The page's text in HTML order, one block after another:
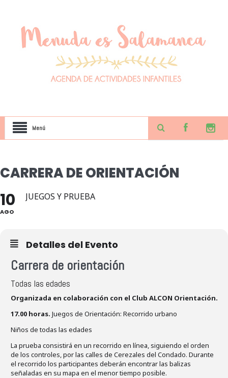
Menú
CARRERA DE ORIENTACIÓN
10
AGO
JUEGOS Y PRUEBA
Detalles del Evento
Carrera de orientación
Todas las edades
Organizada en colaboración con el Club ALCON Orientación.
17.00 horas. Juegos de Orientación: Recorrido urbano
Niños de todas las edades
La prueba consistirá en un recorrido en línea, siguiendo el orden
de los controles, por las calles de Cerezales del Condado. Durante
el recorrido los participantes deberán encontrar las balizas
señaladas en su mapa en el menor tiempo posible.